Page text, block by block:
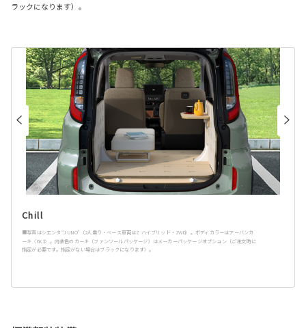
ラックになります）。
Chill
■写真はシエンタ“JUNO”（2人乗り・ベース車両はZ ハイブリッド・2WD）。ボディカラーはアーバンカ
ーキ〈6X3〉。内装色のカーキ（ファンツールパッケージ）はメーカーパッケージオプション（ご注文時に
指定が必要です。指定がない場合はブラックになります）。